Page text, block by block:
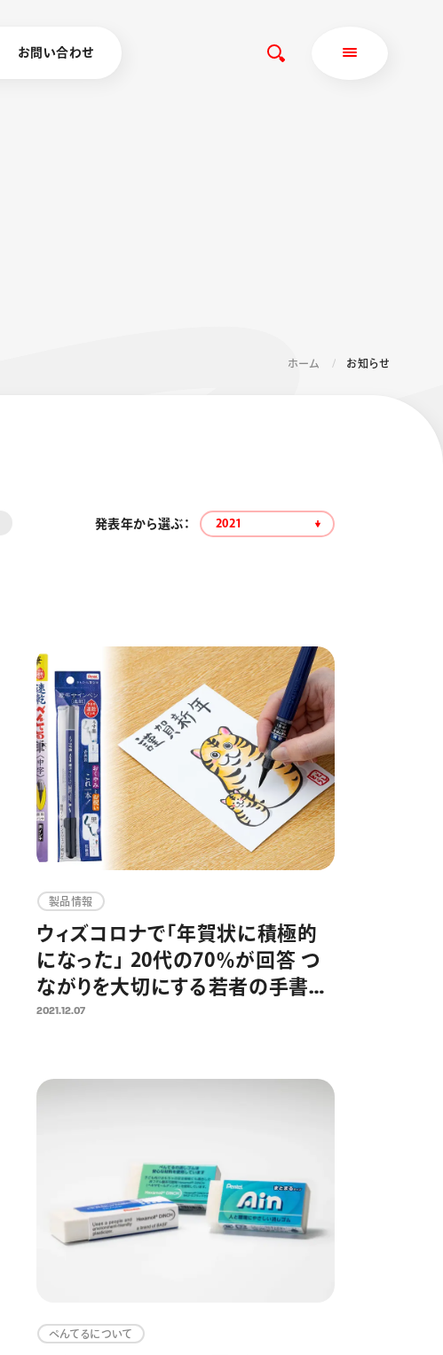
お問い合わせ
ーズ
ホーム お知らせ
発表年から選ぶ： 2021
製品情報
ウィズコロナで「年賀状に積極的
になった」 20代の70％が回答 つ
ながりを大切にする若者の手書き
年賀状におすすめの速乾ぺんてる
2021.12.07
ぺんてるについて